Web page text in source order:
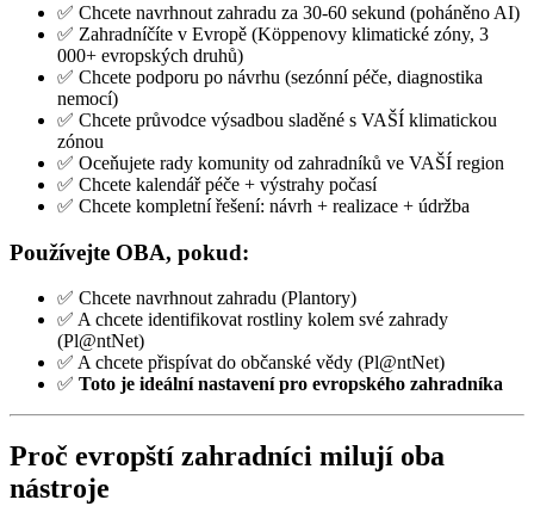
✅ Chcete navrhnout zahradu za 30-60 sekund (poháněno AI)
✅ Zahradníčíte v Evropě (Köppenovy klimatické zóny, 3
000+ evropských druhů)
✅ Chcete podporu po návrhu (sezónní péče, diagnostika
nemocí)
✅ Chcete průvodce výsadbou sladěné s VAŠÍ klimatickou
zónou
✅ Oceňujete rady komunity od zahradníků ve VAŠÍ region
✅ Chcete kalendář péče + výstrahy počasí
✅ Chcete kompletní řešení: návrh + realizace + údržba
Používejte OBA, pokud:
✅ Chcete navrhnout zahradu (Plantory)
✅ A chcete identifikovat rostliny kolem své zahrady
(Pl@ntNet)
✅ A chcete přispívat do občanské vědy (Pl@ntNet)
✅ Toto je ideální nastavení pro evropského zahradníka
Proč evropští zahradníci milují oba
nástroje